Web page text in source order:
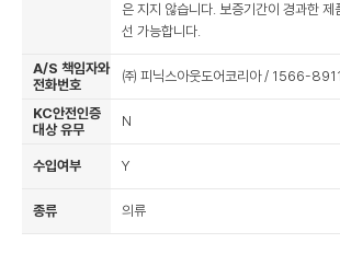
은 지지 않습니다. 보증기간이 경과한 제
선 가능합니다.
A/S 책임자와
전화번호
㈜ 피닉스아웃도어코리아 / 1566-8911
KC안전인증
대상 유무
N
수입여부 Y
종류 의류